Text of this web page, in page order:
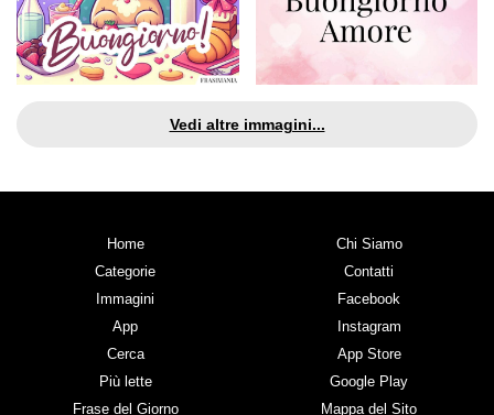
Vedi altre immagini...
Home
Categorie
Immagini
App
Cerca
Più lette
Frase del Giorno
Chi Siamo
Contatti
Facebook
Instagram
App Store
Google Play
Mappa del Sito